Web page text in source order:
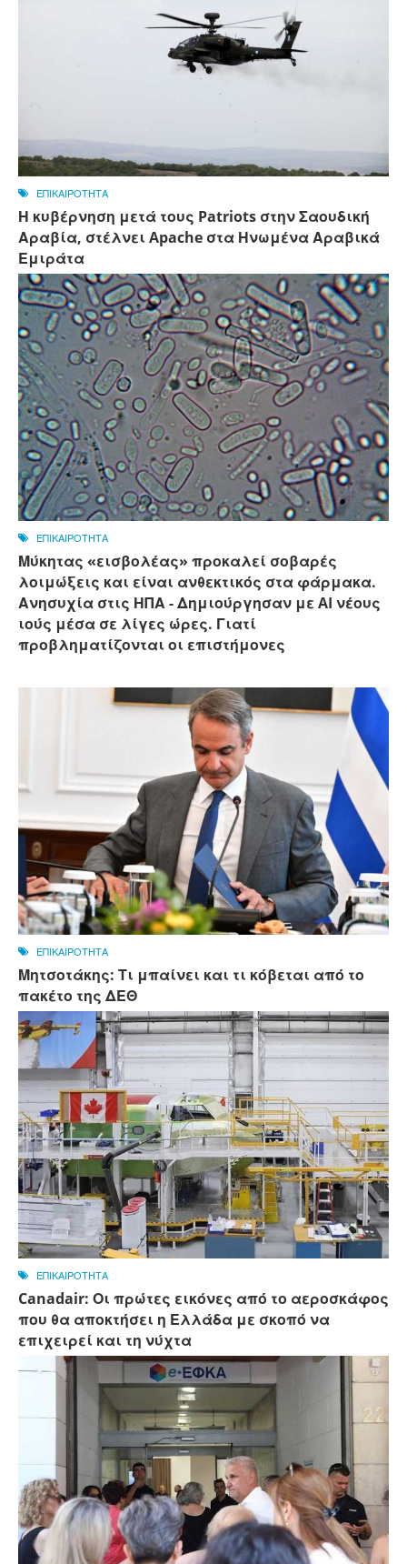
ΕΠΙΚΑΙΡΟΤΗΤΑ
Η κυβέρνηση μετά τους Patriots στην Σαουδική
Αραβία, στέλνει Apache στα Ηνωμένα Αραβικά
Εμιράτα
ΕΠΙΚΑΙΡΟΤΗΤΑ
Μύκητας «εισβολέας» προκαλεί σοβαρές
λοιμώξεις και είναι ανθεκτικός στα φάρμακα.
Ανησυχία στις ΗΠΑ - Δημιούργησαν με AI νέους
ιούς μέσα σε λίγες ώρες. Γιατί
προβληματίζονται οι επιστήμονες
ΕΠΙΚΑΙΡΟΤΗΤΑ
Μητσοτάκης: Τι μπαίνει και τι κόβεται από το
πακέτο της ΔΕΘ
ΕΠΙΚΑΙΡΟΤΗΤΑ
Canadair: Οι πρώτες εικόνες από το αεροσκάφος
που θα αποκτήσει η Ελλάδα με σκοπό να
επιχειρεί και τη νύχτα